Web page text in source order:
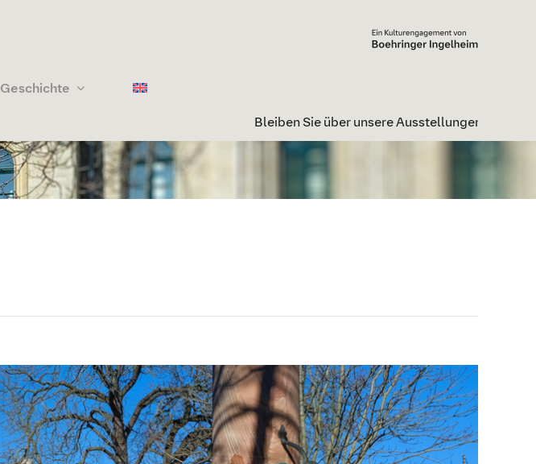
Geschichte
Bleiben Sie über unsere Ausstellungen informiert: